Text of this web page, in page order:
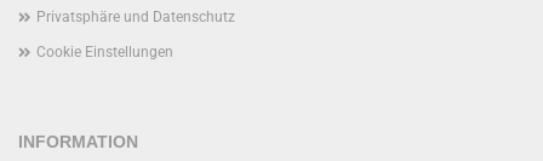
Privatsphäre und Datenschutz
Cookie Einstellungen
INFORMATION